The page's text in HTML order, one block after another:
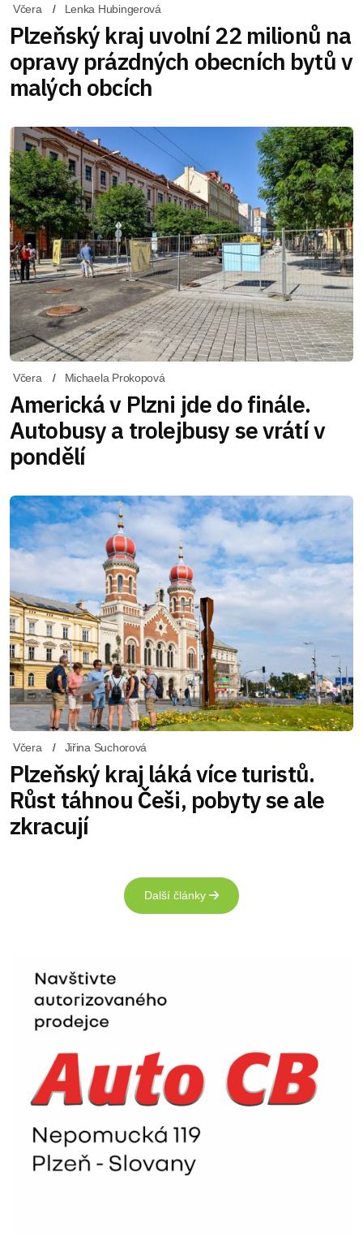
Včera Lenka Hubingerová
Plzeňský kraj uvolní 22 milionů na
opravy prázdných obecních bytů v
malých obcích
Včera Michaela Prokopová
Americká v Plzni jde do finále.
Autobusy a trolejbusy se vrátí v
pondělí
Včera Jiřina Suchorová
Plzeňský kraj láká více turistů.
Růst táhnou Češi, pobyty se ale
zkracují
Další články